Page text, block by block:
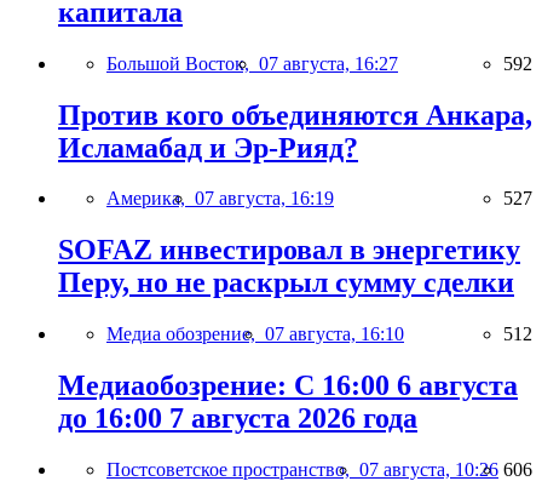
капитала
Большой Восток, 07 августа, 16:27 592
Против кого объединяются Анкара,
Исламабад и Эр-Рияд?
Америка, 07 августа, 16:19 527
SOFAZ инвестировал в энергетику
Перу, но не раскрыл сумму сделки
Медиа обозрение, 07 августа, 16:10 512
Медиаобозрение: С 16:00 6 августа
до 16:00 7 августа 2026 года
Постсоветское пространство, 07 августа, 10:26 606